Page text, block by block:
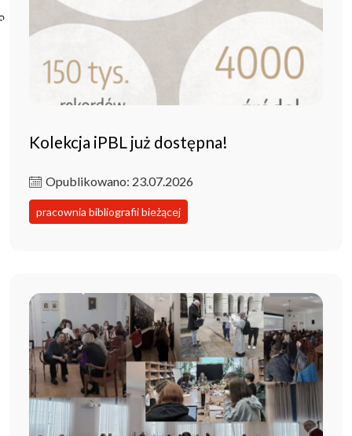
Poczta ibl.waw.pl
Kontakt
Kolekcja iPBL już dostępna!
Opublikowano: 23.07.2026
pracownia bibliografii bieżącej